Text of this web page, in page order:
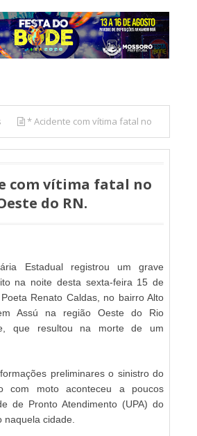
* Acidente com vítima fatal no
com vítima fatal no
do RN.
Estadual registrou um grave
na noite desta sexta-feira 15 de
Renato Caldas, no bairro Alto
Assú na região Oeste do Rio
que resultou na morte de um
preliminares o sinistro do
com moto aconteceu a poucos
de Pronto Atendimento (UPA) do
naquela cidade.